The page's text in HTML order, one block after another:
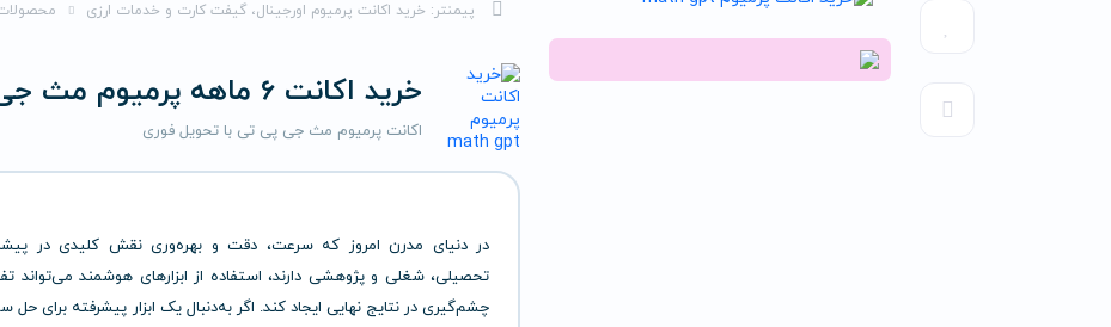
پیمنتر: خرید اکانت پرمیوم اورجینال، گیفت کارت و خدمات ارزی
خرید اکانت 6 ماهه پرمیوم مث جی پی تی
اکانت پرمیوم مث جی پی تی با تحویل فوری
در دنیای مدرن امروز که سرعت، دقت و بهره‌وری نقش کلیدی در
تحصیلی، شغلی و پژوهشی دارند، استفاده از ابزارهای هوشمند می‌تواند
چشم‌گیری در نتایج نهایی ایجاد کند. اگر به‌دنبال یک ابزار پیشرفته برای حل